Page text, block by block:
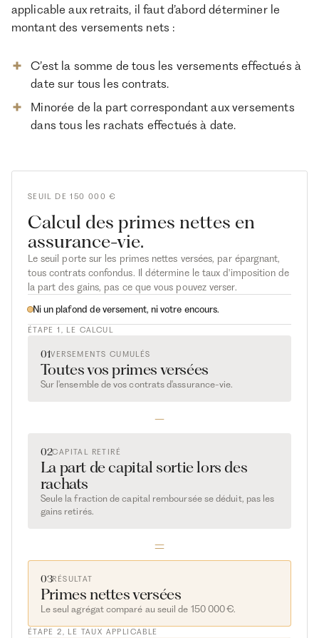
applicable aux retraits, il faut d’abord déterminer le
montant des versements nets :
C’est la somme de tous les versements effectués à
date sur tous les contrats.
Minorée de la part correspondant aux versements
dans tous les rachats effectués à date.
SEUIL DE 150 000 €
Calcul des primes nettes en
assurance-vie.
Le seuil porte sur les primes nettes versées, par épargnant,
tous contrats confondus. Il détermine le taux d'imposition de
la part des gains, pas ce que vous pouvez verser.
Ni un plafond de versement, ni votre encours.
ÉTAPE 1, LE CALCUL
01VERSEMENTS CUMULÉS
Toutes vos primes versées
Sur l'ensemble de vos contrats d'assurance-vie.
−
02CAPITAL RETIRÉ
La part de capital sortie lors des
rachats
Seule la fraction de capital remboursée se déduit, pas les
gains retirés.
=
03RÉSULTAT
Primes nettes versées
Le seul agrégat comparé au seuil de 150 000 €.
ÉTAPE 2, LE TAUX APPLICABLE